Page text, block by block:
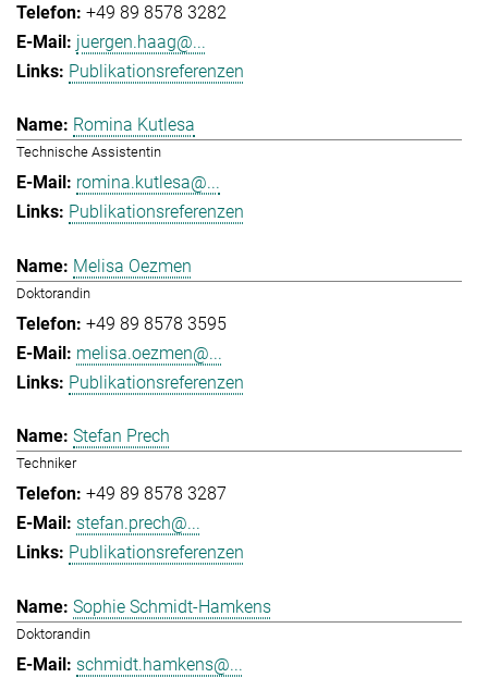
+49 89 8578 3282
juergen.haag@...
Publikationsreferenzen
Romina Kutlesa
Technische Assistentin
romina.kutlesa@...
Publikationsreferenzen
Melisa Oezmen
Doktorandin
+49 89 8578 3595
melisa.oezmen@...
Publikationsreferenzen
Stefan Prech
Techniker
+49 89 8578 3287
stefan.prech@...
Publikationsreferenzen
Sophie Schmidt-Hamkens
Doktorandin
schmidt.hamkens@...